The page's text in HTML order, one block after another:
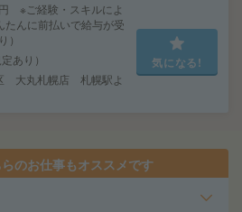
※ご経験・スキルによ
たんに前払いで給与が受
あり）
大丸札幌店 札幌駅よ
気になる!
のお仕事もオススメです